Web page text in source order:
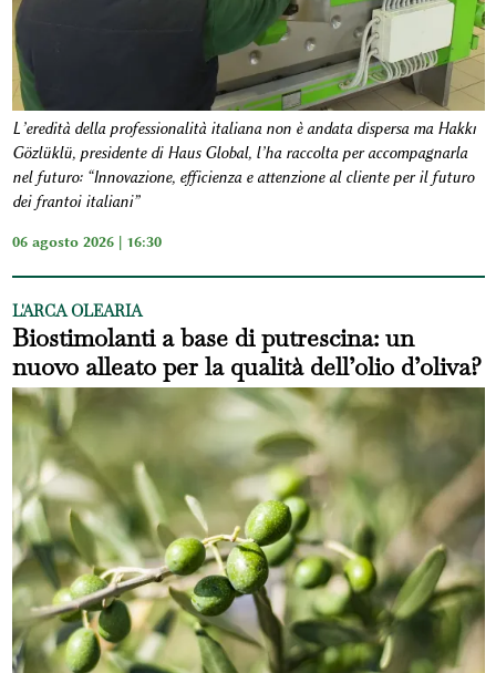
L’eredità della professionalità italiana non è andata dispersa ma Hakkı
Gözlüklü, presidente di Haus Global, l’ha raccolta per accompagnarla
nel futuro: “Innovazione, efficienza e attenzione al cliente per il futuro
dei frantoi italiani”
06 agosto 2026 | 16:30
L'ARCA OLEARIA
Biostimolanti a base di putrescina: un
nuovo alleato per la qualità dell’olio d’oliva?